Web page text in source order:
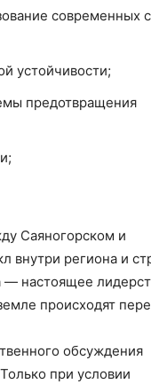
современных
устойчивости;
предотвращения
Саяногорском и
внутри региона и
— настоящее
происходят
обсуждения
при условии